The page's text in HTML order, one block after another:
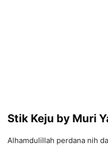
Stik Keju by Muri
Alhamdulillah perdana nih